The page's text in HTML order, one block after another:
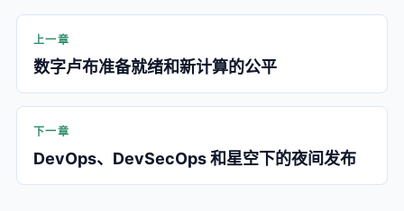
上一章
数字卢布准备就绪和新计算的公平
下一章
DevOps、DevSecOps 和星空下的夜间发布